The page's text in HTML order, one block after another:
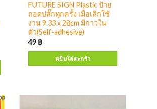
FUTURE SIGN Plastic ป้าย
ถอดปลั๊กทุกครั้ง เมื่อเลิกใช้
งาน 9.33 x 28cm มีกาวใน
ตัว(Self-adhesive)
49 ฿
หยิบใส่ตะกร้า